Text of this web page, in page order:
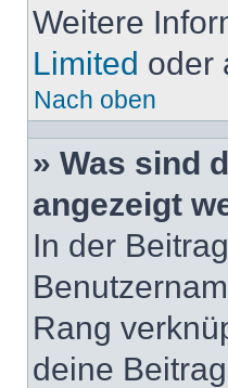
Weitere
Limited oder
Nach oben
» Was sind
angezeigt
In der
Rang
deine